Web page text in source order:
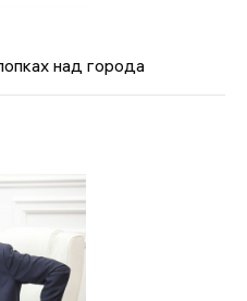
над города